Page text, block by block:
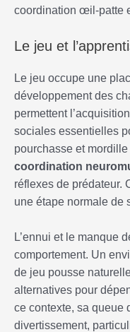
coordination œil-patte
Le jeu et
Le jeu occupe une
développement des
permettent
sociales essentielles
pourchasse et
coordination
réflexes de prédateur.
une étape normale de
L’ennui et le manque
comportement. Un
de jeu pousse
alternatives pour
ce contexte, sa queue
divertissement,